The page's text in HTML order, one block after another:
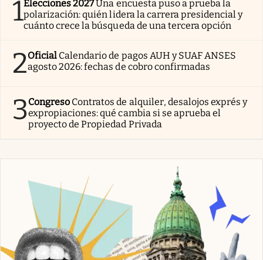
1Elecciones 2027Una encuesta puso a prueba la
polarización: quién lidera la carrera presidencial y
cuánto crece la búsqueda de una tercera opción
2Oficial Calendario de pagos AUH y SUAF ANSES
agosto 2026: fechas de cobro confirmadas
3Congreso Contratos de alquiler, desalojos exprés y
expropiaciones: qué cambia si se aprueba el
proyecto de Propiedad Privada